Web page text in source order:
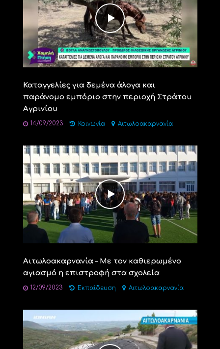
Καταγγελίες για δεμένα άλογα και
παράνομο εμπόριο στην περιοχή Στράτου
Αγρινίου
14/09/2023 Κοινωνία Αιτωλοακαρνανία
Αιτωλοακαρνανία – Με τον καθιερωμένο
αγιασμό η επιστροφή στα σχολεία
12/09/2023 Εκπαίδευση Αιτωλοακαρνανία